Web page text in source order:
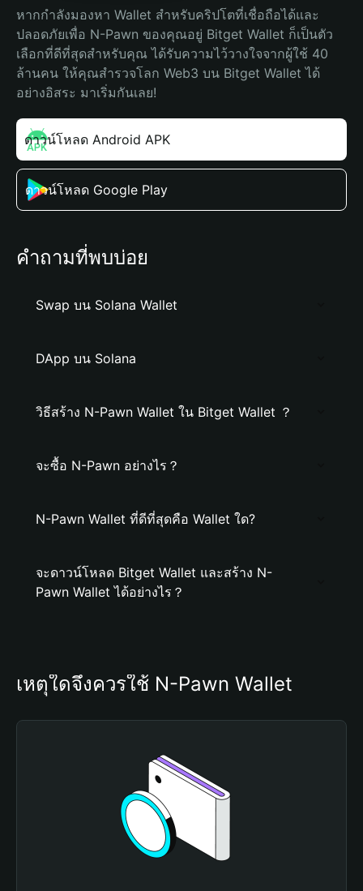
หากกำลังมองหา Wallet สำหรับคริปโตที่เชื่อถือได้และ
ปลอดภัยเพื่อ N-Pawn ของคุณอยู่ Bitget Wallet ก็เป็นตัว
เลือกที่ดีที่สุดสำหรับคุณ ได้รับความไว้วางใจจากผู้ใช้ 40
ล้านคน ให้คุณสำรวจโลก Web3 บน Bitget Wallet ได้
อย่างอิสระ มาเริ่มกันเลย!
ดาวน์โหลด Android APK
ดาวน์โหลด Google Play
คำถามที่พบบ่อย
Swap บน Solana Wallet
DApp บน Solana
วิธีสร้าง N-Pawn Wallet ใน Bitget Wallet ？
จะซื้อ N-Pawn อย่างไร？
N-Pawn Wallet ที่ดีที่สุดคือ Wallet ใด?
จะดาวน์โหลด Bitget Wallet และสร้าง N-
Pawn Wallet ได้อย่างไร？
เหตุใดจึงควรใช้ N-Pawn Wallet